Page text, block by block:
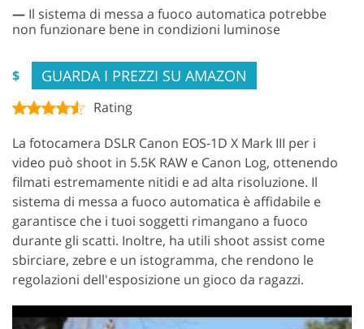
— Il sistema di messa a fuoco automatica potrebbe
non funzionare bene in condizioni luminose
$ GUARDA I PREZZI SU AMAZON
Rating
La fotocamera DSLR Canon EOS-1D X Mark III per i
video può shoot in 5.5K RAW e Canon Log, ottenendo
filmati estremamente nitidi e ad alta risoluzione. Il
sistema di messa a fuoco automatica è affidabile e
garantisce che i tuoi soggetti rimangano a fuoco
durante gli scatti. Inoltre, ha utili shoot assist come
sbirciare, zebre e un istogramma, che rendono le
regolazioni dell'esposizione un gioco da ragazzi.